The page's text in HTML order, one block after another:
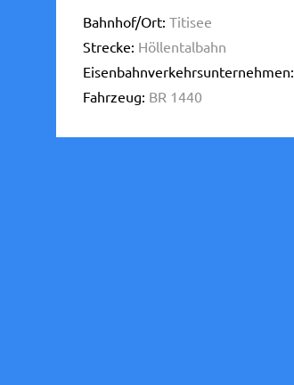
Bahnhof/Ort: Titisee
Strecke: Höllentalbahn
Eisenbahnverkehrsunternehmen:
Fahrzeug: BR 1440